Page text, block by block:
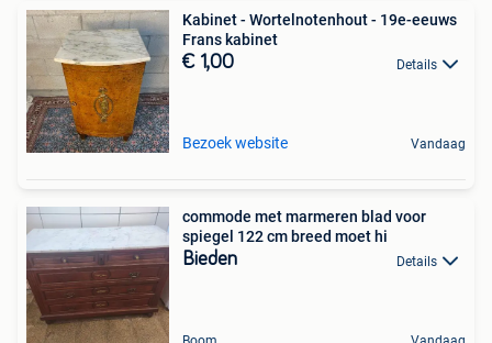
Kabinet - Wortelnotenhout - 19e-eeuws
Frans kabinet
€ 1,00 Details
Bezoek website Vandaag
commode met marmeren blad voor
spiegel 122 cm breed moet hi
Bieden Details